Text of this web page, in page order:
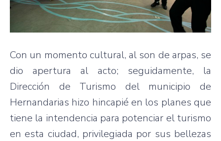
Con un momento cultural, al son de arpas, se
dio apertura al acto; seguidamente, la
Dirección de Turismo del municipio de
Hernandarias hizo hincapié en los planes que
tiene la intendencia para potenciar el turismo
en esta ciudad, privilegiada por sus bellezas